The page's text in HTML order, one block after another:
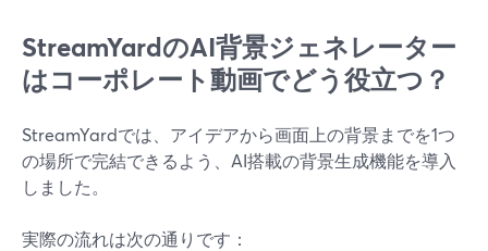
StreamYardのAI背景ジェネレーター
はコーポレート動画でどう役立つ？
StreamYardでは、アイデアから画面上の背景までを1つ
の場所で完結できるよう、AI搭載の背景生成機能を導入
しました。
実際の流れは次の通りです：